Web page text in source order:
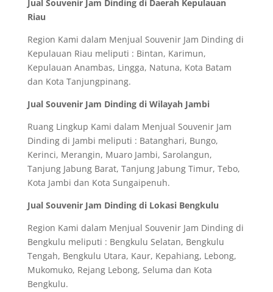
Jual Souvenir Jam Dinding di Daerah Kepulauan
Riau
Region Kami dalam Menjual Souvenir Jam Dinding di
Kepulauan Riau meliputi : Bintan, Karimun,
Kepulauan Anambas, Lingga, Natuna, Kota Batam
dan Kota Tanjungpinang.
Jual Souvenir Jam Dinding di Wilayah Jambi
Ruang Lingkup Kami dalam Menjual Souvenir Jam
Dinding di Jambi meliputi : Batanghari, Bungo,
Kerinci, Merangin, Muaro Jambi, Sarolangun,
Tanjung Jabung Barat, Tanjung Jabung Timur, Tebo,
Kota Jambi dan Kota Sungaipenuh.
Jual Souvenir Jam Dinding di Lokasi Bengkulu
Region Kami dalam Menjual Souvenir Jam Dinding di
Bengkulu meliputi : Bengkulu Selatan, Bengkulu
Tengah, Bengkulu Utara, Kaur, Kepahiang, Lebong,
Mukomuko, Rejang Lebong, Seluma dan Kota
Bengkulu.